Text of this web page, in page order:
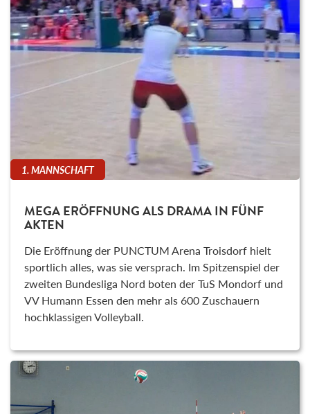
1. MANNSCHAFT
MEGA ERÖFFNUNG ALS DRAMA IN FÜNF
AKTEN
Die Eröffnung der PUNCTUM Arena Troisdorf hielt
sportlich alles, was sie versprach. Im Spitzenspiel der
zweiten Bundesliga Nord boten der TuS Mondorf und
VV Humann Essen den mehr als 600 Zuschauern
hochklassigen Volleyball.